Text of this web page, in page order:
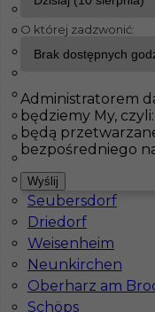
InServ Oferty pracy
Pokaż filtr
Haiterbach
Badendorf
Albig
Klettgau
Thale
Bisingen
Schorndorf
Meinersen
Seubersdorf
Driedorf
Weisenheim
Neunkirchen
Oberharz am
Schöps
Praca dla
O której zadzwonić:
Administratorem
będziemy My,
będą
bezpośredniego
Wyślij